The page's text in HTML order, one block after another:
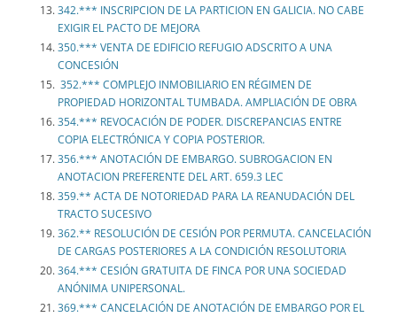
342.*** INSCRIPCION DE LA PARTICION EN GALICIA. NO CABE
EXIGIR EL PACTO DE MEJORA
350.*** VENTA DE EDIFICIO REFUGIO ADSCRITO A UNA
CONCESIÓN
352.*** COMPLEJO INMOBILIARIO EN RÉGIMEN DE
PROPIEDAD HORIZONTAL TUMBADA. AMPLIACIÓN DE OBRA
354.*** REVOCACIÓN DE PODER. DISCREPANCIAS ENTRE
COPIA ELECTRÓNICA Y COPIA POSTERIOR.
356.*** ANOTACIÓN DE EMBARGO. SUBROGACION EN
ANOTACION PREFERENTE DEL ART. 659.3 LEC
359.** ACTA DE NOTORIEDAD PARA LA REANUDACIÓN DEL
TRACTO SUCESIVO
362.** RESOLUCIÓN DE CESIÓN POR PERMUTA. CANCELACIÓN
DE CARGAS POSTERIORES A LA CONDICIÓN RESOLUTORIA
364.*** CESIÓN GRATUITA DE FINCA POR UNA SOCIEDAD
ANÓNIMA UNIPERSONAL.
369.*** CANCELACIÓN DE ANOTACIÓN DE EMBARGO POR EL